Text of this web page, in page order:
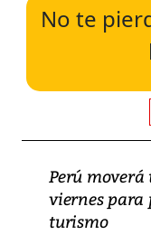
No te
Perú moverá
viernes para
turismo